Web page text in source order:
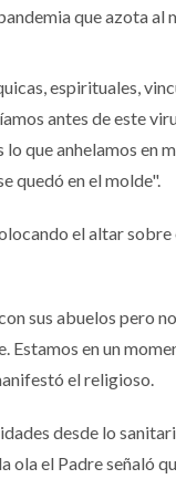
que azota al
espirituales,
antes de este
que anhelamos en
quedó en el molde".
el altar
sus abuelos pero
Estamos en un
el religioso.
desde lo
ola el Padre señaló